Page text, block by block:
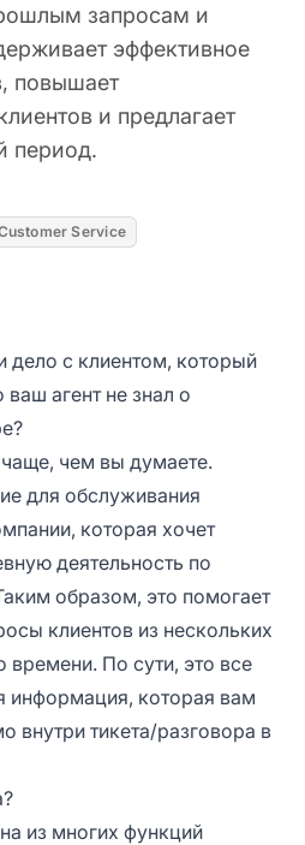
запросам и
эффективное
повышает
и предлагает
период.
Service
дело с клиентом, который
агент не знал о
чем вы думаете.
для обслуживания
которая хочет
деятельность по
образом, это помогает
клиентов из нескольких
времени. По сути, это все
информация, которая вам
внутри тикета/разговора в
из многих функций